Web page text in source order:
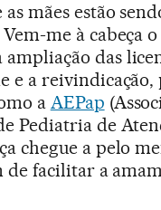
as mães estão
me à cabeça
ampliação das
e a
a AEPap
Pediatria de
chegue a pelo
de facilitar a